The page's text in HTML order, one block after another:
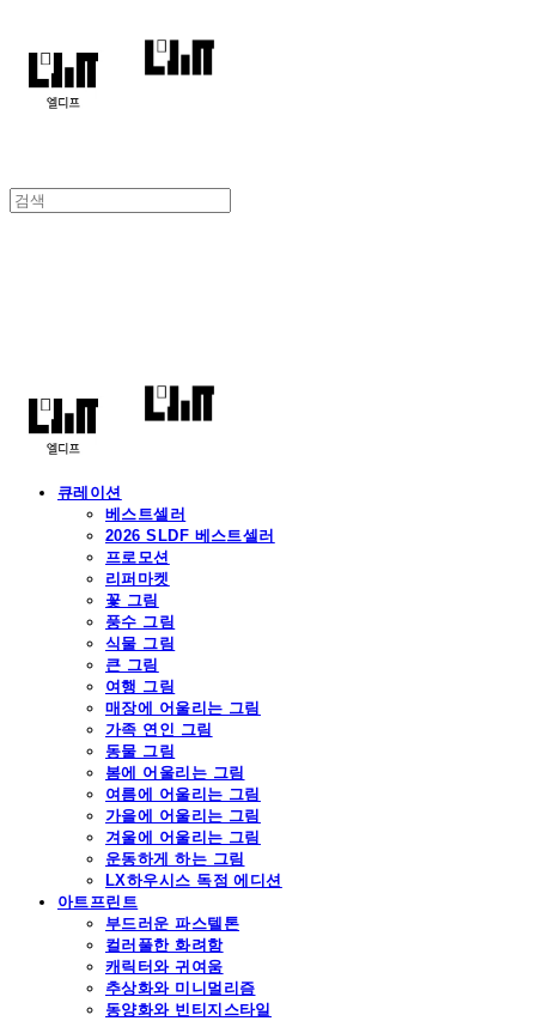
큐레이션
베스트셀러
2026 SLDF 베스트셀러
프로모션
리퍼마켓
꽃 그림
풍수 그림
식물 그림
큰 그림
여행 그림
매장에 어울리는 그림
가족 연인 그림
동물 그림
봄에 어울리는 그림
여름에 어울리는 그림
가을에 어울리는 그림
겨울에 어울리는 그림
운동하게 하는 그림
LX하우시스 독점 에디션
아트프린트
부드러운 파스텔톤
컬러풀한 화려함
캐릭터와 귀여움
추상화와 미니멀리즘
동양화와 빈티지스타일